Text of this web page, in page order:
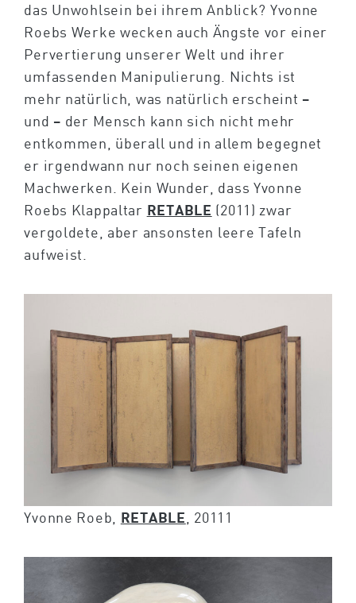
das Unwohlsein bei ihrem Anblick? Yvonne
Roebs Werke wecken auch Ängste vor einer
Pervertierung unserer Welt und ihrer
umfassenden Manipulierung. Nichts ist
mehr natürlich, was natürlich erscheint –
und – der Mensch kann sich nicht mehr
entkommen, überall und in allem begegnet
er irgendwann nur noch seinen eigenen
Machwerken. Kein Wunder, dass Yvonne
Roebs Klappaltar RETABLE (2011) zwar
vergoldete, aber ansonsten leere Tafeln
aufweist.
Yvonne Roeb, RETABLE , 20111